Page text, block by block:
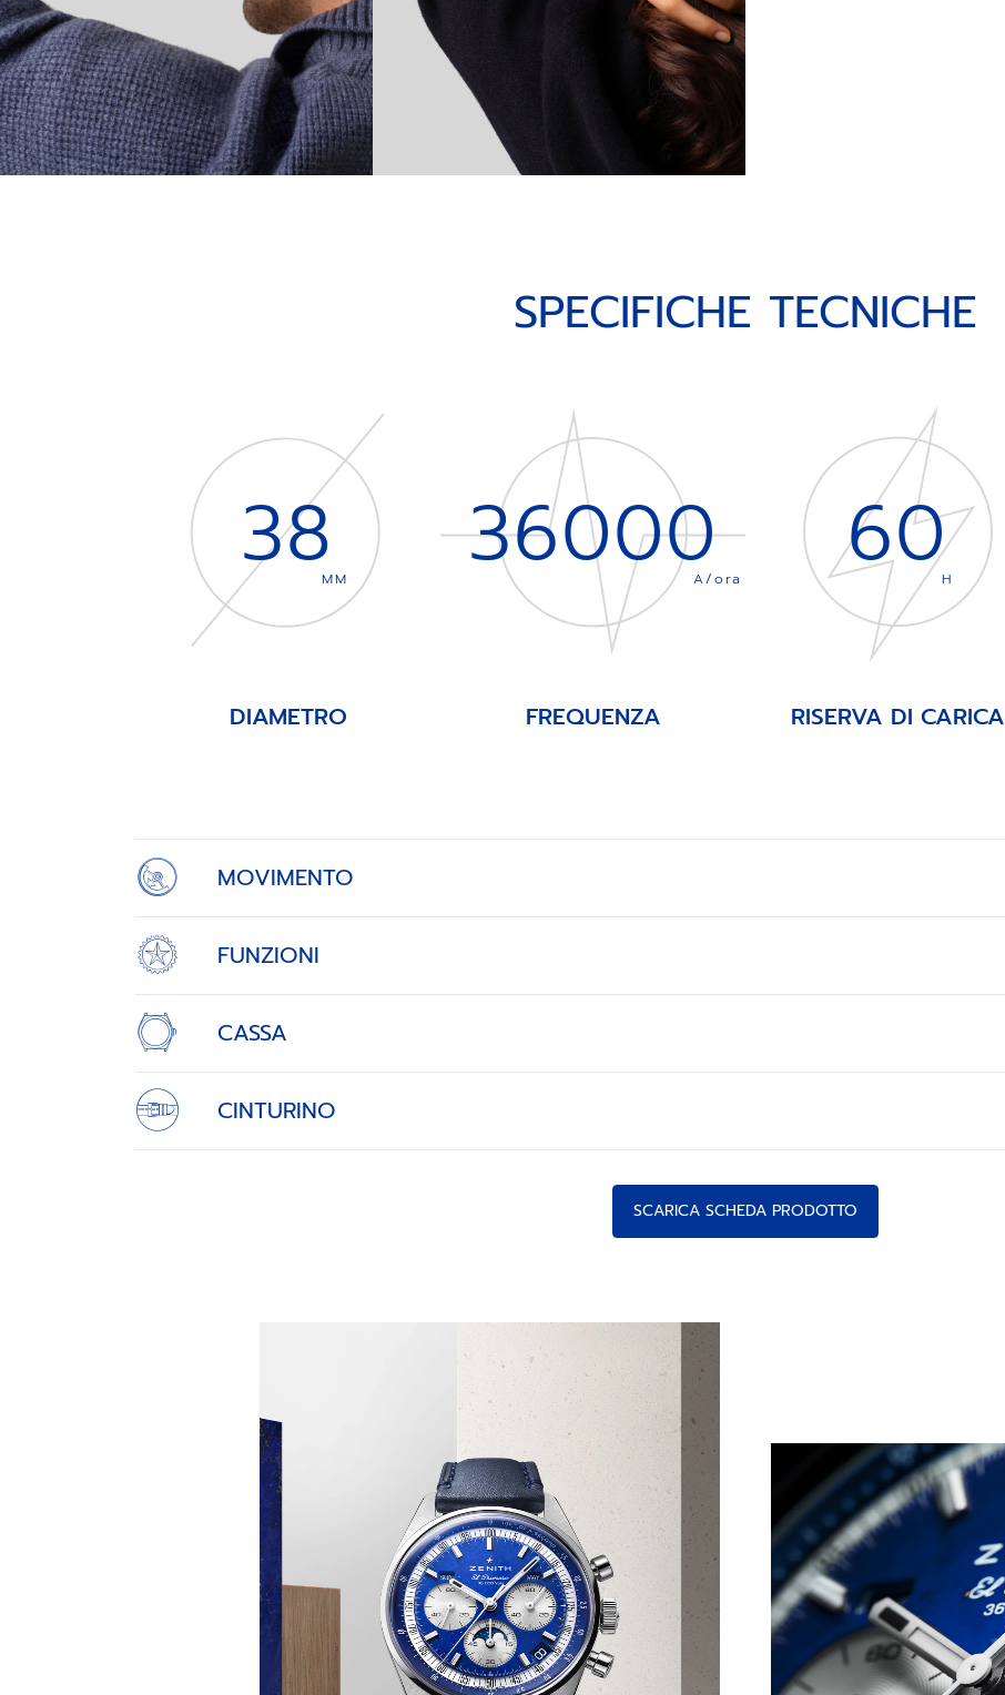
SPECIFICHE TECNICHE
38MM
DIAMETRO
36000A/ora
FREQUENZA
60H
RISERVA DI CARICA
MOVIMENTO
FUNZIONI
CASSA
CINTURINO
SCARICA SCHEDA PRODOTTO
LA RAFFINATEZZA DEL BLU CELESTE